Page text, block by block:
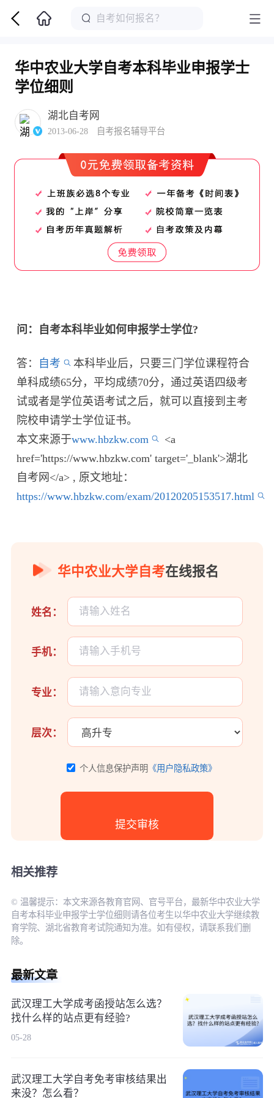
华中农业大学自考本科毕业申报学士
学位细则
湖北自考网
2013-06-28 自考报名辅导平台
问：自考本科毕业如何申报学士学位?
答： 自考
本科毕业后，只要三门学位课程符合
单科成绩65分，平均成绩70分，通过英语四级考
试或者是学位英语考试之后，就可以直接到主考
院校申请学士学位证书。
本文来源于www.hbzkw.com
<a
href='https://www.hbzkw.com' target='_blank'>湖北
自考网</a> , 原文地址：
https://www.hbzkw.com/exam/20120205153517.html
华中农业大学自考在线报名
姓名：
手机：
专业：
层次：
个人信息保护声明 《用户隐私政策》
相关推荐
© 温馨提示：本文来源各教育官网、官号平台，最新华中农业大学
自考本科毕业申报学士学位细则请各位考生以华中农业大学继续教
育学院、湖北省教育考试院通知为准。如有侵权，请联系我们删
除。
最新文章
武汉理工大学成考函授站怎么选？
找什么样的站点更有经验?
05-28
武汉理工大学自考免考审核结果出
来没？怎么看？